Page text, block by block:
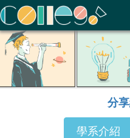
ColleGo! 大學選才與高中育才
分
學系介紹